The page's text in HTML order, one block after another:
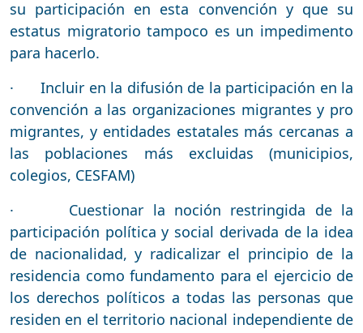
su participación en esta convención y que su
estatus migratorio tampoco es un impedimento
para hacerlo.
· Incluir en la difusión de la participación en la
convención a las organizaciones migrantes y pro
migrantes, y entidades estatales más cercanas a
las poblaciones más excluidas (municipios,
colegios, CESFAM)
· Cuestionar la noción restringida de la
participación política y social derivada de la idea
de nacionalidad, y radicalizar el principio de la
residencia como fundamento para el ejercicio de
los derechos políticos a todas las personas que
residen en el territorio nacional independiente de